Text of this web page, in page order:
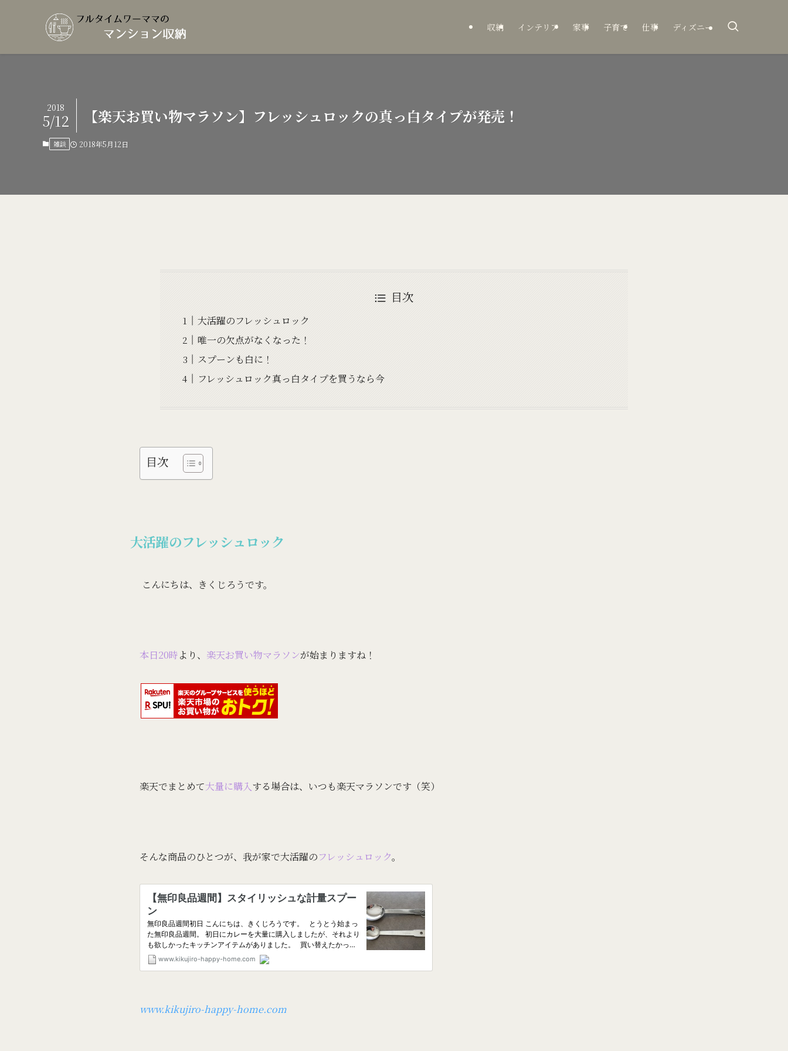
収納 インテリア 家事 子育て 仕事 ディズニー
【楽天お買い物マラソン】フレッシュロックの真っ白タイプが発売！
2018
5/12
雑談 2018年5月12日
目次
大活躍のフレッシュロック
唯一の欠点がなくなった！
スプーンも白に！
フレッシュロック真っ白タイプを買うなら今
目次
大活躍のフレッシュロック
こんにちは、きくじろうです。
本日20時より、 楽天お買い物マラソンが始まりますね！
楽天でまとめて大量に購入する場合は、いつも楽天マラソンです（笑）
そんな商品のひとつが、我が家で大活躍のフレッシュロック。
www.kikujiro-happy-home.com